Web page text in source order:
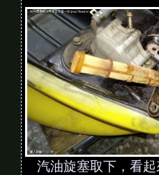
汽油旋塞取下，看